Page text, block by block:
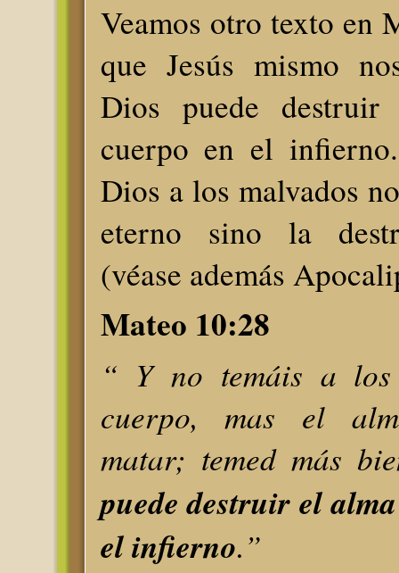
Veamos otro texto en
que Jesús mismo
Dios puede
cuerpo en el
Dios a los malvados
eterno sino la
(véase además
Mateo 10:28
“ Y no temáis a
cuerpo, mas el
matar; temed más
puede destruir el
el infierno.”